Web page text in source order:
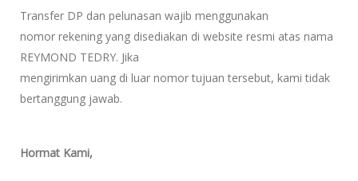
Transfer DP dan pelunasan wajib menggunakan
nomor rekening yang disediakan di website resmi atas nama
REYMOND TEDRY. Jika
mengirimkan uang di luar nomor tujuan tersebut, kami tidak
bertanggung jawab.
Hormat Kami,